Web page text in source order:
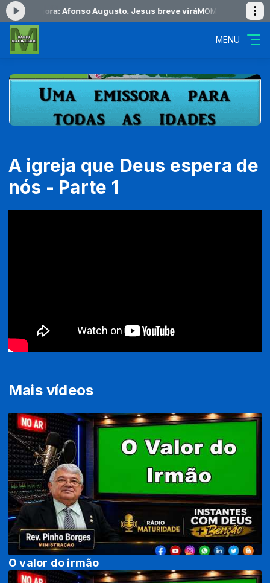
agora: Afonso Augusto. Jesus breve viráMOMENTOS DE
MENU
A igreja que Deus espera de
nós - Parte 1
Mais vídeos
O valor do irmão